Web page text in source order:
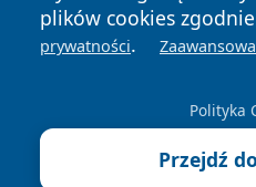
plików cookies zgodnie
prywatności.
Polityka
Przejdź